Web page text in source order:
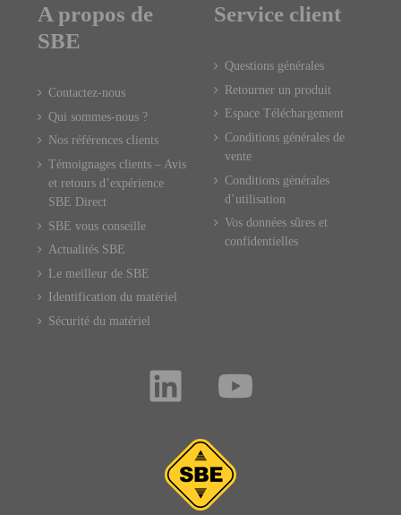
A propos de
SBE
Contactez-nous
Qui sommes-nous ?
Nos références clients
Témoignages clients – Avis
et retours d’expérience
SBE Direct
SBE vous conseille
Actualités SBE
Le meilleur de SBE
Identification du matériel
Sécurité du matériel
Service client
Questions générales
Retourner un produit
Espace Téléchargement
Conditions générales de
vente
Conditions générales
d’utilisation
Vos données sûres et
confidentielles